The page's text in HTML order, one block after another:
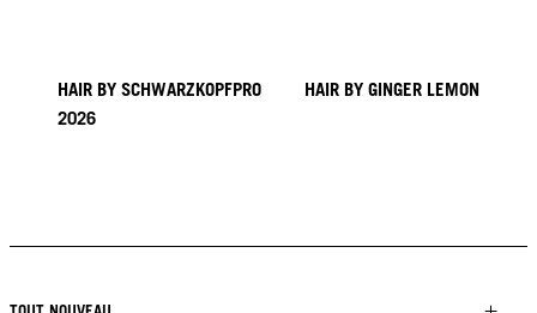
HAIR BY SCHWARZKOPFPRO
2026
HAIR BY GINGER LEMON
TUSH